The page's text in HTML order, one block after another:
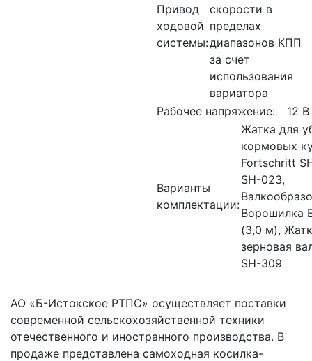
Привод
ходовой
системы:
скорости в
пределах
диапазонов КПП
за счет
использования
вариатора
Рабочее напряжение:
12 В
Варианты
комплектации:
Жатка для
кормовых
Fortschritt
SH-023,
Ворошилка
(3,0 м),
зерновая
SH-309
АО «Б-Истокское РТПС» осуществляет поставки
современной сельскохозяйственной техники
отечественного и иностранного производства. В
продаже представлена самоходная косилка-